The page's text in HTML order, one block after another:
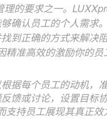
理的要求之一。
确认员工的个人需求
到正确的方式来解决
精准高效的激励你的员
据每个员工的动机，
馈或讨论，设置目标
支持员工展现其真正效